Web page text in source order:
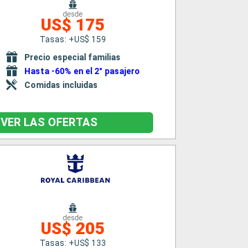
desde
US$ 175
Tasas: +US$ 159
Precio especial familias
Hasta -60% en el 2° pasajero
Comidas incluidas
VER LAS OFERTAS
desde
US$ 205
Tasas: +US$ 133